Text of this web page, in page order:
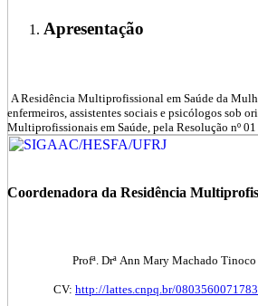
Apresentação
A Residência Multiprofissional em Saúde da
enfermeiros, assistentes sociais e psicólogos sob
Multiprofissionais em Saúde, pela Resolução nº
Coordenadora da Residência
Profª. Drª Ann Mary Machado Tinoco
CV: http://lattes.cnpq.br/